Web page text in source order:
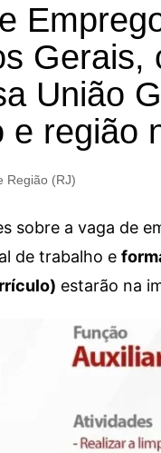
Gerais,
União
e região
Região (RJ)
sobre a vaga de
de trabalho e
estarão na